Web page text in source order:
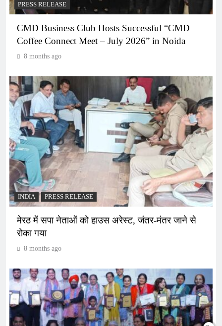
PRESS RELEASE
CMD Business Club Hosts Successful “CMD
Coffee Connect Meet – July 2026” in Noida
8 months ago
INDIA PRESS RELEASE
मेरठ में सपा नेताओं को हाउस अरेस्ट, जंतर-मंतर जाने से
रोका गया
8 months ago